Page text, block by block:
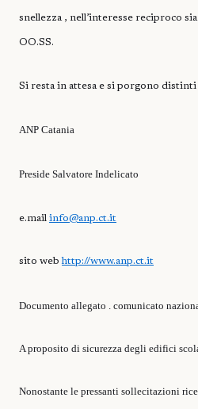
snellezza , nell’interesse reciproco
OO.SS.
Si resta in attesa e si porgono distinti
ANP Catania
Preside Salvatore Indelicato
e.mail info@anp.ct.it
sito web http://www.anp.ct.it
Documento allegato . comunicato
A proposito di sicurezza degli edifici
Nonostante le pressanti sollecitazioni